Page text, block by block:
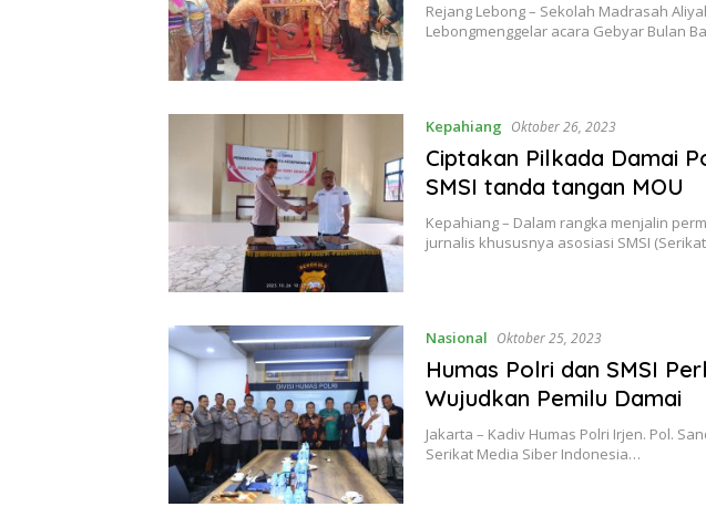
Rejang Lebong – Sekolah Madrasah
Lebongmenggelar acara Gebyar Bulan
Kepahiang Oktober 26, 2023
Ciptakan Pilkada Damai
SMSI tanda tangan MOU
Kepahiang – Dalam rangka menjalin
jurnalis khususnya asosiasi SMSI
Nasional Oktober 25, 2023
Humas Polri dan SMSI
Wujudkan Pemilu Damai
Jakarta – Kadiv Humas Polri Irjen. Pol.
Serikat Media Siber Indonesia…